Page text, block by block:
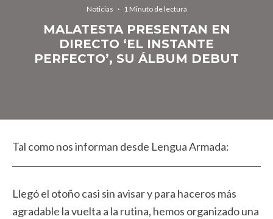
Noticias · 1 Minuto de lectura
MALATESTA PRESENTAN EN
DIRECTO ‘EL INSTANTE
PERFECTO’, SU ÁLBUM DEBUT
Tal como nos informan desde Lengua Armada:
Llegó el otoño casi sin avisar y para haceros más
agradable la vuelta a la rutina, hemos organizado una